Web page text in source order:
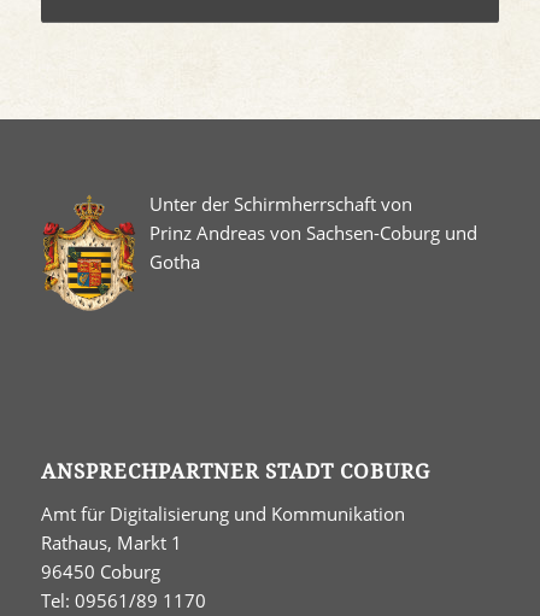
Unter der Schirmherrschaft von
Prinz Andreas von Sachsen-Coburg und
Gotha
ANSPRECHPARTNER STADT COBURG
Amt für Digitalisierung und Kommunikation
Rathaus, Markt 1
96450 Coburg
Tel: 09561/89 1170